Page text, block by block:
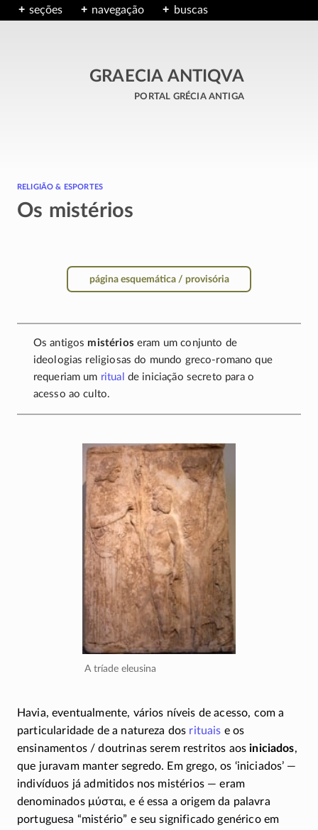
seções navegação buscas
GRAECIA ANTIQVA
portal grécia antiga
religião & esportes
Os mistérios
página esquemática / provisória
Os antigos mistérios eram um conjunto de
ideologias religiosas do mundo greco-romano que
requeriam um ritual de iniciação secreto para o
acesso ao culto.
A tríade eleusina
Havia, eventualmente, vários níveis de acesso, com a
particularidade de a natureza dos rituais e os
ensinamentos / doutrinas serem restritos aosiniciados,
que juravam manter segredo. Em grego, os ‘iniciados’ —
indivíduos já admitidos nos mistérios — eram
denominados μύσται, e é essa a origem da palavra
portuguesa “mistério” e seu significado genérico em